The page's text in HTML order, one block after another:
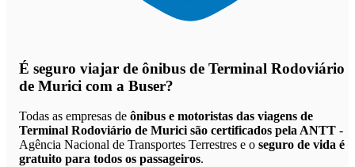
É seguro viajar de ônibus de Terminal Rodoviário
de Murici com a Buser?
Todas as empresas de ônibus e motoristas das viagens de
Terminal Rodoviário de Murici são certificados pela ANTT -
Agência Nacional de Transportes Terrestres e o seguro de vida é
gratuito para todos os passageiros.